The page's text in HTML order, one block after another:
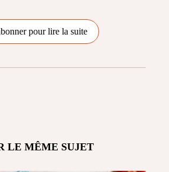
pour lire la suite
LE MÊME SUJET